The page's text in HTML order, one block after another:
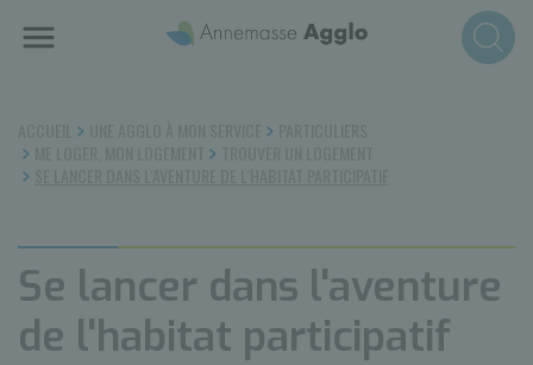
Se lancer dans l'aventure
de l'habitat participatif